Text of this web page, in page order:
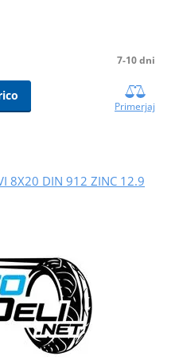
7-10 dni
Primerjaj
8X20 DIN 912 ZINC 12.9